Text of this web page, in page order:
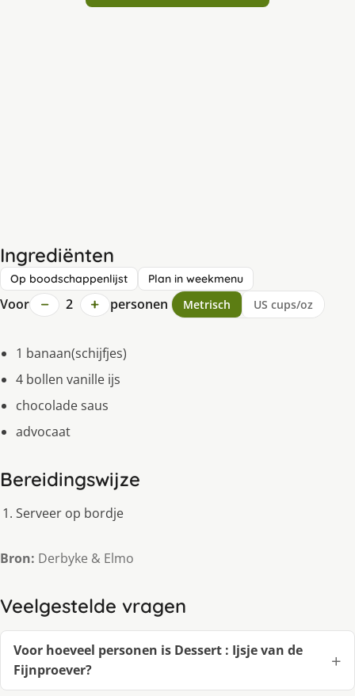
Ingrediënten
Op boodschappenlijst Plan in weekmenu
Voor − 2 + personen Metrisch US cups/oz
1 banaan(schijfjes)
4 bollen vanille ijs
chocolade saus
advocaat
Bereidingswijze
Serveer op bordje
Bron: Derbyke & Elmo
Veelgestelde vragen
Voor hoeveel personen is Dessert : Ijsje van de
Fijnproever?